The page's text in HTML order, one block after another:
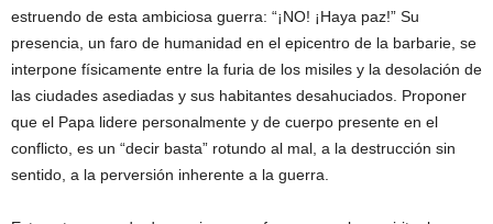
estruendo de esta ambiciosa guerra: “¡NO! ¡Haya paz!” Su
presencia, un faro de humanidad en el epicentro de la barbarie, se
interpone físicamente entre la furia de los misiles y la desolación de
las ciudades asediadas y sus habitantes desahuciados. Proponer
que el Papa lidere personalmente y de cuerpo presente en el
conflicto, es un “decir basta” rotundo al mal, a la destrucción sin
sentido, a la perversión inherente a la guerra.